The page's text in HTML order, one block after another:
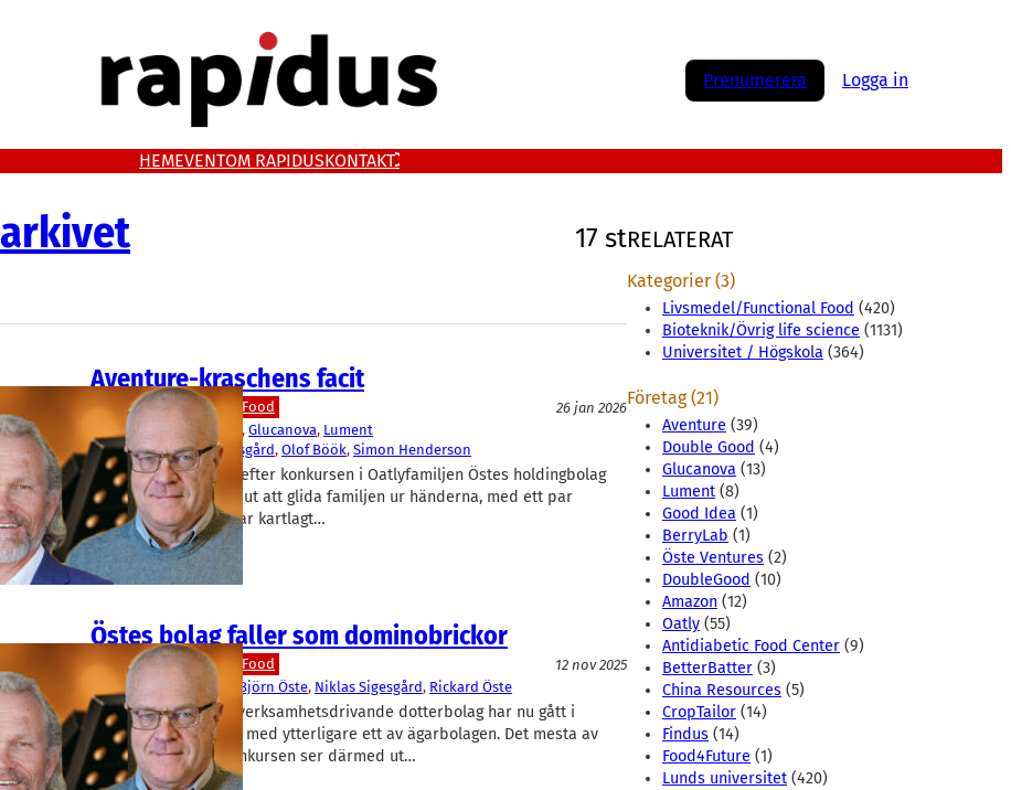
Prenumerera Logga in
HEMEVENTOM RAPIDUSKONTAKT
arkivet 17 st
Aventure-kraschens facit
Livsmedel/Functional Food
26 jan 2026
Aventure
, Glucanova, Lument
Björn Öste, Niklas Sigesgård, Olof Böök, Simon Henderson
Bilden börjar klarna efter konkursen i Oatlyfamiljen Östes holdingbolag
Aventure. Mycket ser ut att glida familjen ur händerna, med ett par
undantag. Rapidus har kartlagt…
Östes bolag faller som dominobrickor
Livsmedel/Functional Food
12 nov 2025
Aventure
Björn Öste, Niklas Sigesgård, Rickard Öste
Tre av Öste-sfärens verksamhetsdrivande dotterbolag har nu gått i
konkurs, tillsammans med ytterligare ett av ägarbolagen. Det mesta av
värdet i Aventure-konkursen ser därmed ut…
RELATERAT
Kategorier (3)
Livsmedel/Functional Food (420)
Bioteknik/Övrig life science (1131)
Universitet / Högskola (364)
Företag (21)
Aventure (39)
Double Good (4)
Glucanova (13)
Lument (8)
Good Idea (1)
BerryLab (1)
Öste Ventures (2)
DoubleGood (10)
Amazon (12)
Oatly (55)
Antidiabetic Food Center (9)
BetterBatter (3)
China Resources (5)
CropTailor (14)
Findus (14)
Food4Future (1)
Lunds universitet (420)